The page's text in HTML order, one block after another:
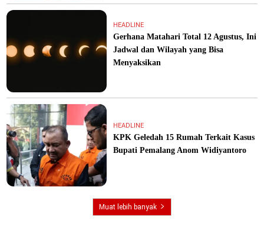
HEADLINE
Gerhana Matahari Total 12 Agustus, Ini
Jadwal dan Wilayah yang Bisa
Menyaksikan
HEADLINE
KPK Geledah 15 Rumah Terkait Kasus
Bupati Pemalang Anom Widiyantoro
Muat lebih banyak